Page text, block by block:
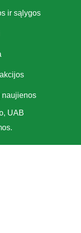
ir sąlygos
naujienos
UAB